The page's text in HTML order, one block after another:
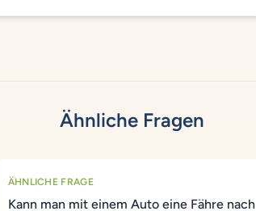
Ähnliche Fragen
ÄHNLICHE FRAGE
Kann man mit einem Auto eine Fähre nach